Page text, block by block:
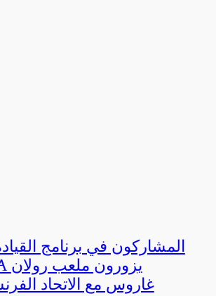
المشاركون في برنامج
غاروس مع الاتحاد